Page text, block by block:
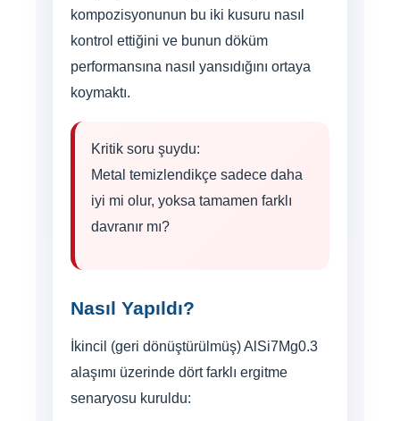
kompozisyonunun bu iki kusuru nasıl
kontrol ettiğini ve bunun döküm
performansına nasıl yansıdığını ortaya
koymaktı.
Kritik soru şuydu:
Metal temizlendikçe sadece daha
iyi mi olur, yoksa tamamen farklı
davranır mı?
Nasıl Yapıldı?
İkincil (geri dönüştürülmüş) AlSi7Mg0.3
alaşımı üzerinde dört farklı ergitme
senaryosu kuruldu: